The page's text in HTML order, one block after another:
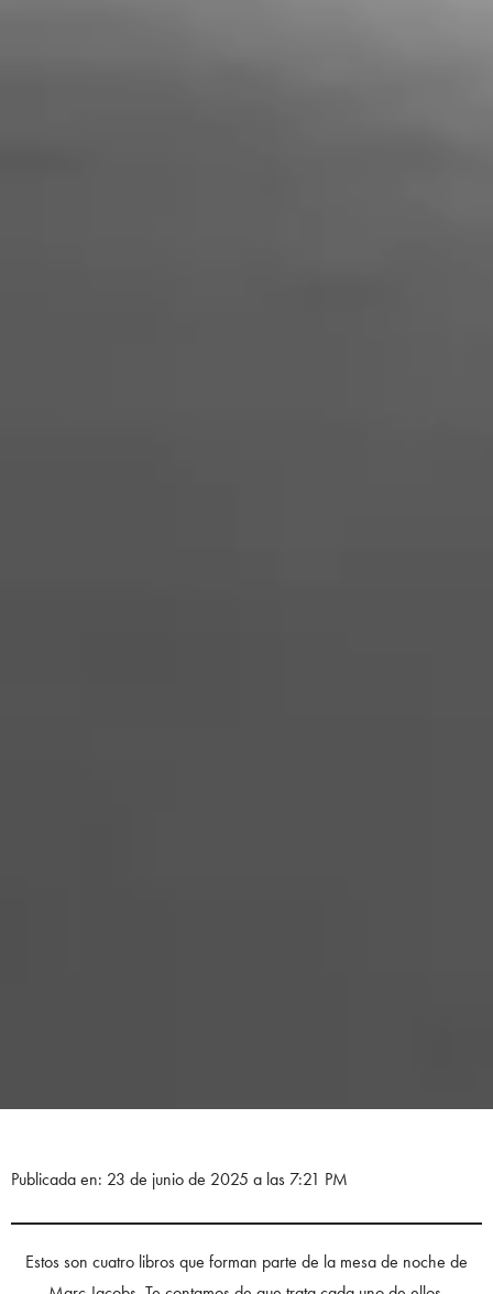
Publicada en: 23 de junio de 2025 a las 7:21 PM
Estos son cuatro libros que forman parte de la mesa de noche de